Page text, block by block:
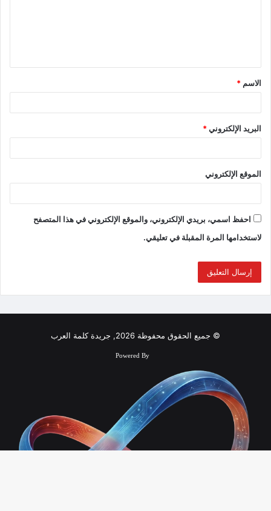
الاسم *
البريد الإلكتروني*
الموقع الإلكتروني
احفظ اسمي، بريدي الإلكتروني، والموقع الإلكتروني في هذا المتصفح
لاستخدامها المرة المقبلة في تعليقي.
© جميع الحقوق محفوظة 2026, جريدة كلمة العرب